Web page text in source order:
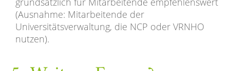
(Ausnahme: Mitarbeitende der
Universitätsverwaltung, die NCP oder VRNHO
nutzen).